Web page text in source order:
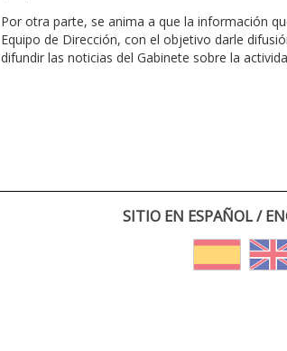
Por otra parte, se anima a que la información
Equipo de Dirección, con el objetivo darle
difundir las noticias del Gabinete sobre la
SITIO EN ESPAÑOL /